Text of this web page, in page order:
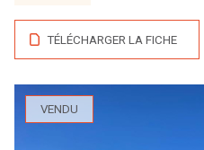
TÉLÉCHARGER LA FICHE
VENDU